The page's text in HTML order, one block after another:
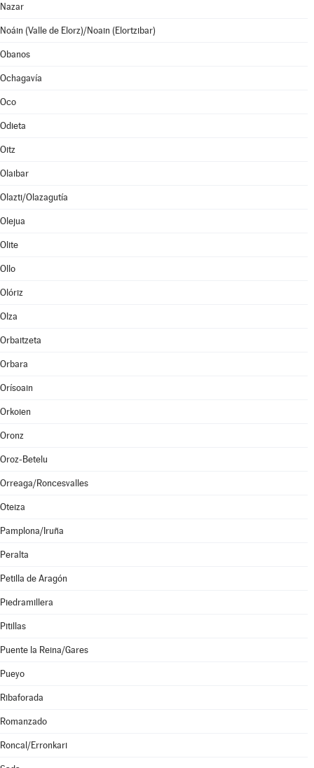
Nazar
Noáin (Valle de Elorz)/Noain (Elortzibar)
Obanos
Ochagavía
Oco
Odieta
Oitz
Olaibar
Olazti/Olazagutía
Olejua
Olite
Ollo
Olóriz
Olza
Orbaitzeta
Orbara
Orísoain
Orkoien
Oronz
Oroz-Betelu
Orreaga/Roncesvalles
Oteiza
Pamplona/Iruña
Peralta
Petilla de Aragón
Piedramillera
Pitillas
Puente la Reina/Gares
Pueyo
Ribaforada
Romanzado
Roncal/Erronkari